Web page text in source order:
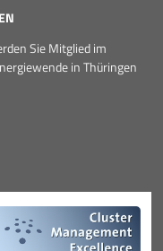
Sie Mitglied im
in Thüringen